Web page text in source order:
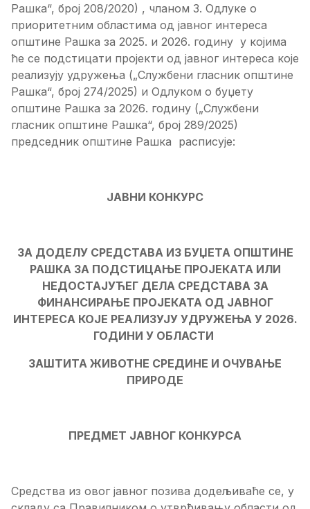
Рашка“, број 208/2020) , чланом 3. Одлуке о
приоритетним областима од јавног интереса
општине Рашка за 2025. и 2026. годину у којима
ће се подстицати пројекти од јавног интереса које
реализују удружења („Службени гласник општине
Рашка“, број 274/2025) и Одлуком о буџету
општине Рашка за 2026. годину („Службени
гласник општине Рашка“, број 289/2025)
председник општине Рашка расписује:
ЈАВНИ КОНКУРС
ЗА ДОДЕЛУ СРЕДСТАВА ИЗ БУЏЕТА ОПШТИНЕ
РАШКА ЗА ПОДСТИЦАЊЕ ПРОЈЕКАТА ИЛИ
НЕДОСТАЈУЋЕГ ДЕЛА СРЕДСТАВА ЗА
ФИНАНСИРАЊЕ ПРОЈЕКАТА ОД ЈАВНОГ
ИНТЕРЕСА КОЈЕ РЕАЛИЗУЈУ УДРУЖЕЊА У 2026.
ГОДИНИ У ОБЛАСТИ
ЗАШТИТА ЖИВОТНЕ СРЕДИНЕ И ОЧУВАЊЕ
ПРИРОДЕ
ПРЕДМЕТ ЈАВНОГ КОНКУРСА
Средства из овог јавног позива додељиваће се, у